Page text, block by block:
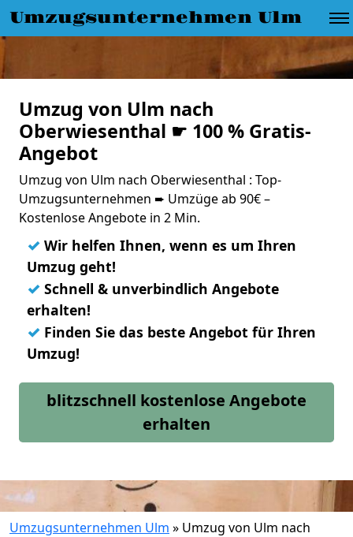
Umzugsunternehmen Ulm
Umzug von Ulm nach
Oberwiesenthal ☛ 100 % Gratis-
Angebot
Umzug von Ulm nach Oberwiesenthal : Top-
Umzugsunternehmen ➨ Umzüge ab 90€ –
Kostenlose Angebote in 2 Min.
✓ Wir helfen Ihnen, wenn es um Ihren
Umzug geht!
✓ Schnell & unverbindlich Angebote
erhalten!
✓ Finden Sie das beste Angebot für Ihren
Umzug!
blitzschnell kostenlose Angebote
erhalten
Umzugsunternehmen Ulm » Umzug von Ulm nach